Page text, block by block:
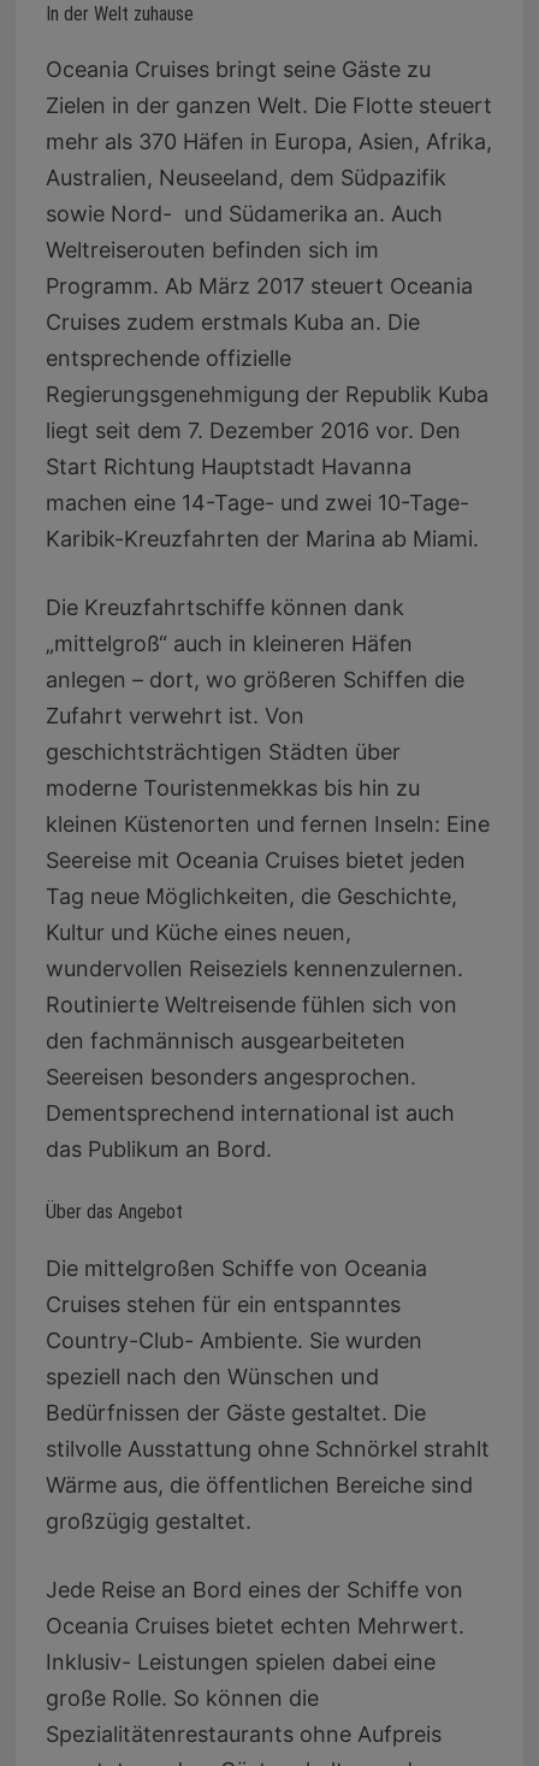
In der Welt zuhause
Oceania Cruises bringt seine Gäste zu
Zielen in der ganzen Welt. Die Flotte steuert
mehr als 370 Häfen in Europa, Asien, Afrika,
Australien, Neuseeland, dem Südpazifik
sowie Nord- und Südamerika an. Auch
Weltreiserouten befinden sich im
Programm. Ab März 2017 steuert Oceania
Cruises zudem erstmals Kuba an. Die
entsprechende offizielle
Regierungsgenehmigung der Republik Kuba
liegt seit dem 7. Dezember 2016 vor. Den
Start Richtung Hauptstadt Havanna
machen eine 14-Tage- und zwei 10-Tage-
Karibik-Kreuzfahrten der Marina ab Miami.
Die Kreuzfahrtschiffe können dank
„mittelgroß“ auch in kleineren Häfen
anlegen – dort, wo größeren Schiffen die
Zufahrt verwehrt ist. Von
geschichtsträchtigen Städten über
moderne Touristenmekkas bis hin zu
kleinen Küstenorten und fernen Inseln: Eine
Seereise mit Oceania Cruises bietet jeden
Tag neue Möglichkeiten, die Geschichte,
Kultur und Küche eines neuen,
wundervollen Reiseziels kennenzulernen.
Routinierte Weltreisende fühlen sich von
den fachmännisch ausgearbeiteten
Seereisen besonders angesprochen.
Dementsprechend international ist auch
das Publikum an Bord.
Über das Angebot
Die mittelgroßen Schiffe von Oceania
Cruises stehen für ein entspanntes
Country-Club- Ambiente. Sie wurden
speziell nach den Wünschen und
Bedürfnissen der Gäste gestaltet. Die
stilvolle Ausstattung ohne Schnörkel strahlt
Wärme aus, die öffentlichen Bereiche sind
großzügig gestaltet.
Jede Reise an Bord eines der Schiffe von
Oceania Cruises bietet echten Mehrwert.
Inklusiv- Leistungen spielen dabei eine
große Rolle. So können die
Spezialitätenrestaurants ohne Aufpreis